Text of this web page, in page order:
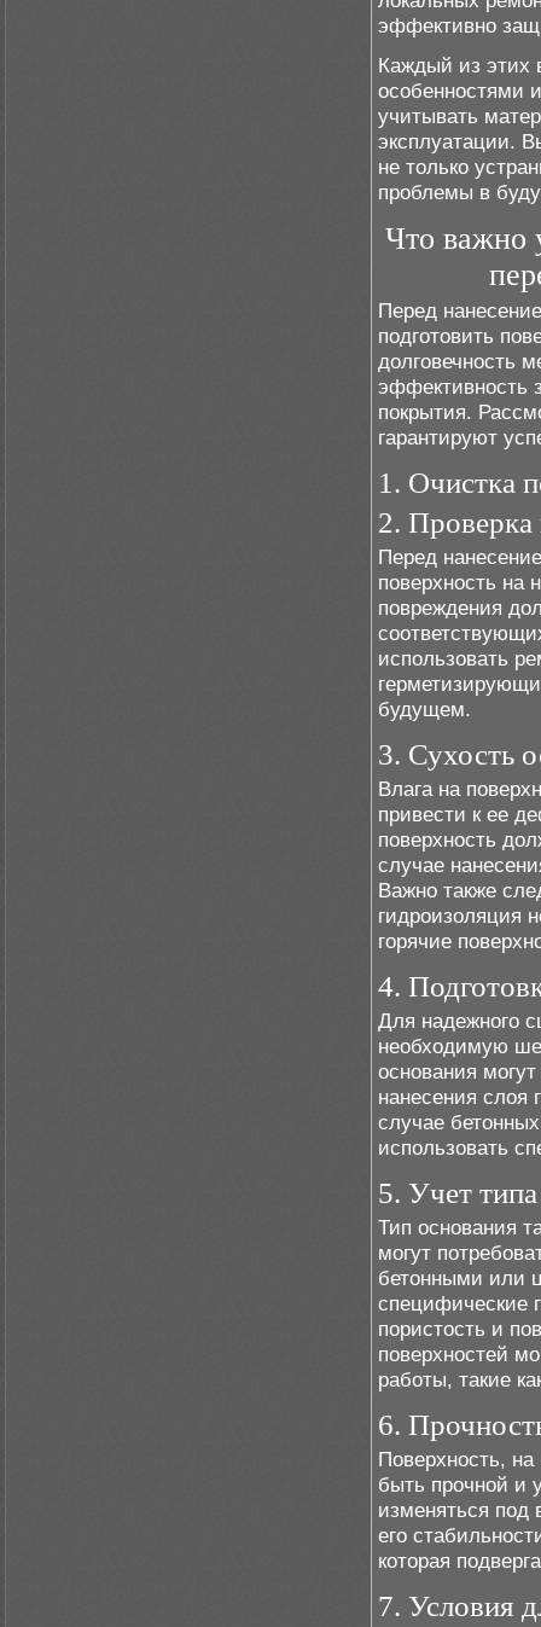
эффективно
Каждый из этих
особенностями
учитывать
эксплуатации.
не только
проблемы в
Что важно
Перед
подготовить
долговечность
эффективность
покрытия.
гарантируют
1. Очистка
2. Проверка
Перед
поверхность
повреждения
использовать
будущем.
3. Сухость
Влага на
привести к ее
поверхность
случае
Важно также
гидроизоляция
горячие
4.
Для надежного
необходимую
основания
нанесения слоя
случае
использовать
5. Учет
Тип основания
могут
бетонными или
специфические
пористость и
поверхностей
работы, такие
6.
Поверхность,
быть прочной и
изменяться под
его
которая
7. Условия